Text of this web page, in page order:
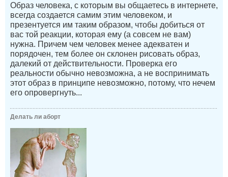
Образ человека, с которым вы общаетесь в интернете,
всегда создается самим этим человеком, и
презентуется им таким образом, чтобы добиться от
вас той реакции, которая ему (а совсем не вам)
нужна. Причем чем человек менее адекватен и
порядочен, тем более он склонен рисовать образ,
далекий от действительности. Проверка его
реальности обычно невозможна, а не воспринимать
этот образ в принципе невозможно, потому, что нечем
его опровергнуть...
Делать ли аборт